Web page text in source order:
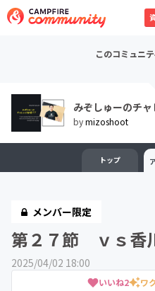
このコミュニ
みぞしゅーのチャ
bymizoshoot
トップ
メンバー限定
第２７節 ｖｓ香
2025/04/02 18:00
いいね2 ワ